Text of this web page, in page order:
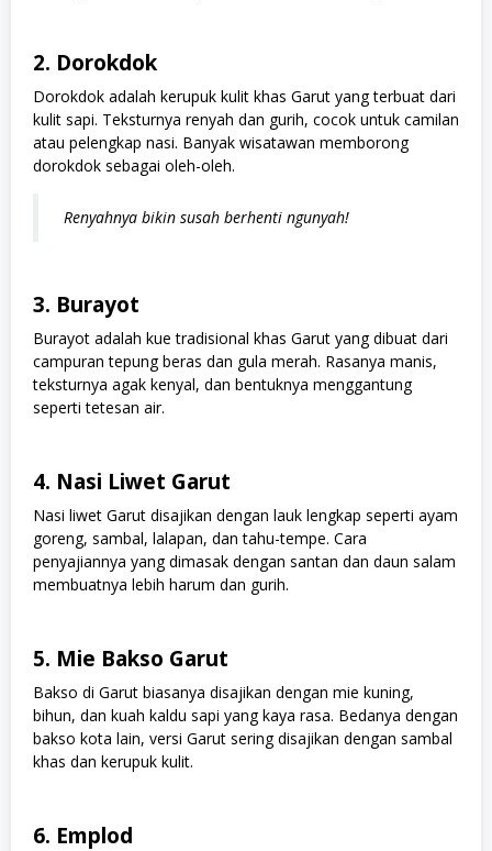
2. Dorokdok
Dorokdok adalah kerupuk kulit khas Garut yang terbuat dari
kulit sapi. Teksturnya renyah dan gurih, cocok untuk camilan
atau pelengkap nasi. Banyak wisatawan memborong
dorokdok sebagai oleh-oleh.
Renyahnya bikin susah berhenti ngunyah!
3. Burayot
Burayot adalah kue tradisional khas Garut yang dibuat dari
campuran tepung beras dan gula merah. Rasanya manis,
teksturnya agak kenyal, dan bentuknya menggantung
seperti tetesan air.
4. Nasi Liwet Garut
Nasi liwet Garut disajikan dengan lauk lengkap seperti ayam
goreng, sambal, lalapan, dan tahu-tempe. Cara
penyajiannya yang dimasak dengan santan dan daun salam
membuatnya lebih harum dan gurih.
5. Mie Bakso Garut
Bakso di Garut biasanya disajikan dengan mie kuning,
bihun, dan kuah kaldu sapi yang kaya rasa. Bedanya dengan
bakso kota lain, versi Garut sering disajikan dengan sambal
khas dan kerupuk kulit.
6. Emplod